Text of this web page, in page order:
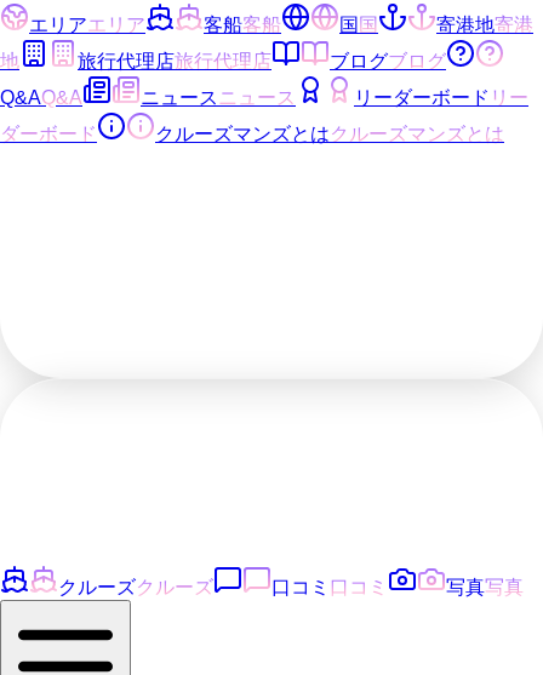
エリアエリア 客船客船 国 国 寄港地寄港
地
旅行代理店旅行代理店 ブログブログ
Q&AQ&A ニュースニュース リーダーボード リー
ダーボード
クルーズマンズとはクルーズマンズとは
クルーズクルーズ 口コミ 口コミ 写真写真